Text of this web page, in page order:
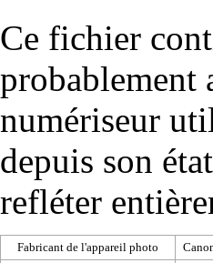
Ce fichier
probablement
numériseur
depuis son
refléter
Fabricant de l'appareil photo